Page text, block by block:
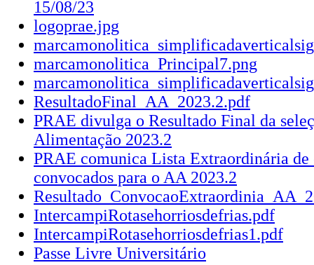
15/08/23
logoprae.jpg
marcamonolitica_Principal7.png
ResultadoFinal_AA_2023.2.pdf
PRAE divulga o Resultado Final da
Alimentação 2023.2
PRAE comunica Lista Extraordinária de
convocados para o AA 2023.2
IntercampiRotasehorriosdefrias.pdf
IntercampiRotasehorriosdefrias1.pdf
Passe Livre Universitário